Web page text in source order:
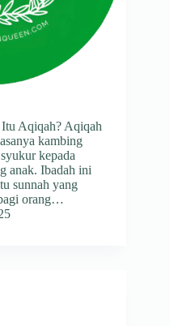
Aqiqah? Aqiqah
kambing
kepada
anak. Ibadah ini
sunnah yang
orang…